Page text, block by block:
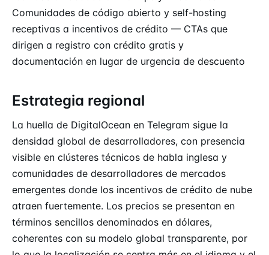
Comunidades de código abierto y self-hosting
receptivas a incentivos de crédito — CTAs que
dirigen a registro con crédito gratis y
documentación en lugar de urgencia de descuento
Estrategia regional
La huella de DigitalOcean en Telegram sigue la
densidad global de desarrolladores, con presencia
visible en clústeres técnicos de habla inglesa y
comunidades de desarrolladores de mercados
emergentes donde los incentivos de crédito de nube
atraen fuertemente. Los precios se presentan en
términos sencillos denominados en dólares,
coherentes con su modelo global transparente, por